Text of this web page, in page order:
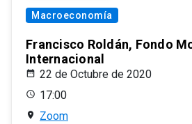
Macroeconomía
Francisco Roldán, Fondo
Internacional
22 de Octubre de 2020
17:00
Zoom